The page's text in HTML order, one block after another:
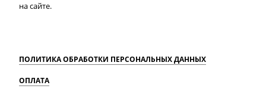
на сайте.
ПОЛИТИКА ОБРАБОТКИ ПЕРСОНАЛЬНЫХ ДАННЫХ
ОПЛАТА